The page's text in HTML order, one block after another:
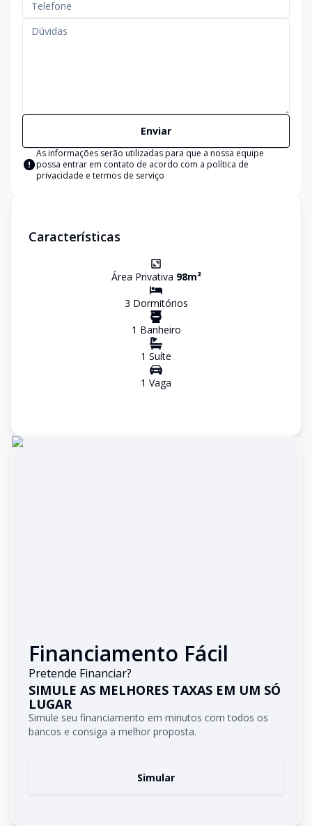
Enviar
As informações serão utilizadas para que a nossa equipe
possa entrar em contato de acordo com a política de
privacidade e termos de serviço
Características
Área Privativa 98m²
3 Dormitórios
1 Banheiro
1 Suíte
1 Vaga
Financiamento Fácil
Pretende Financiar?
SIMULE AS MELHORES TAXAS EM UM SÓ
LUGAR
Simule seu financiamento em minutos com todos os
bancos e consiga a melhor proposta.
Simular